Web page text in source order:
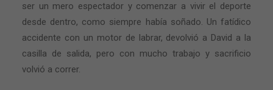
ser un mero espectador y comenzar a vivir el deporte
desde dentro, como siempre había soñado. Un fatídico
accidente con un motor de labrar, devolvió a David a la
casilla de salida, pero con mucho trabajo y sacrificio
volvió a correr.